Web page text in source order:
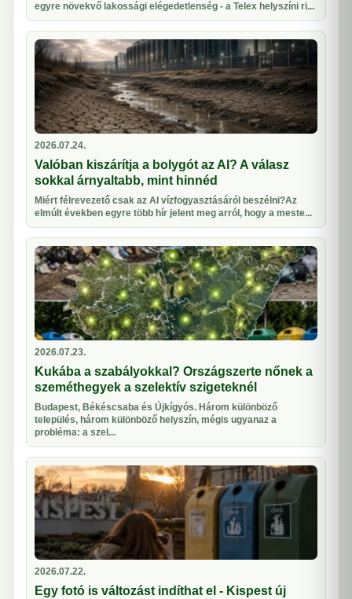
egyre növekvő lakossági elégedetlenség - a Telex helyszíni ri...
2026.07.24.
Valóban kiszárítja a bolygót az AI? A válasz
sokkal árnyaltabb, mint hinnéd
Miért félrevezető csak az AI vízfogyasztásáról beszélni?Az
elmúlt években egyre több hír jelent meg arról, hogy a meste...
2026.07.23.
Kukába a szabályokkal? Országszerte nőnek a
szeméthegyek a szelektív szigeteknél
Budapest, Békéscsaba és Újkígyós. Három különböző
település, három különböző helyszín, mégis ugyanaz a
probléma: a szel...
2026.07.22.
Egy fotó is változást indíthat el - Kispest új